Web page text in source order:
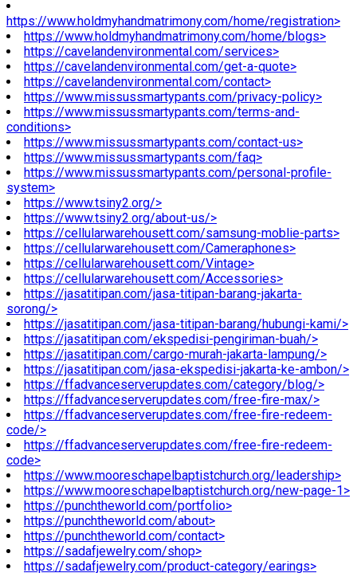
https://www.holdmyhandmatrimony.com/home/registration>
https://www.holdmyhandmatrimony.com/home/blogs>
https://cavelandenvironmental.com/services>
https://cavelandenvironmental.com/get-a-quote>
https://cavelandenvironmental.com/contact>
https://www.missussmartypants.com/privacy-policy>
https://www.missussmartypants.com/terms-and-
conditions>
https://www.missussmartypants.com/contact-us>
https://www.missussmartypants.com/faq>
https://www.missussmartypants.com/personal-profile-
system>
https://www.tsiny2.org/>
https://www.tsiny2.org/about-us/>
https://cellularwarehousett.com/samsung-moblie-parts>
https://cellularwarehousett.com/Cameraphones>
https://cellularwarehousett.com/Vintage>
https://cellularwarehousett.com/Accessories>
https://jasatitipan.com/jasa-titipan-barang-jakarta-
sorong/>
https://jasatitipan.com/jasa-titipan-barang/hubungi-kami/>
https://jasatitipan.com/ekspedisi-pengiriman-buah/>
https://jasatitipan.com/cargo-murah-jakarta-lampung/>
https://jasatitipan.com/jasa-ekspedisi-jakarta-ke-ambon/>
https://ffadvanceserverupdates.com/category/blog/>
https://ffadvanceserverupdates.com/free-fire-max/>
https://ffadvanceserverupdates.com/free-fire-redeem-
code/>
https://ffadvanceserverupdates.com/free-fire-redeem-
code>
https://www.mooreschapelbaptistchurch.org/leadership>
https://www.mooreschapelbaptistchurch.org/new-page-1>
https://punchtheworld.com/portfolio>
https://punchtheworld.com/about>
https://punchtheworld.com/contact>
https://sadafjewelry.com/shop>
https://sadafjewelry.com/product-category/earings>